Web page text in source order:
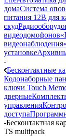
домаCистема
питания 12В для
скуд
видеодомофонов
видеонаблюдения
установке
-
Бесконтактные
Кодонаборные
ключи Touch
дверные
управления
доступа
-Бесконтактная
TS multipack